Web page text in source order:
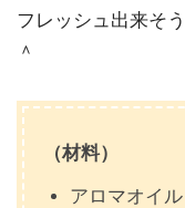
フレッシュ出来そ
＾
（材料）
アロマオイ